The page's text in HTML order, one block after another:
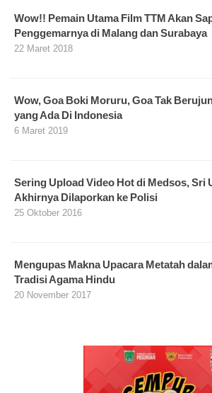
Wow!! Pemain Utama Film TTM Akan
Penggemarnya di Malang dan Surabaya
22 Maret 2018
Wow, Goa Boki Moruru, Goa Tak
yang Ada Di Indonesia
6 Maret 2019
Sering Upload Video Hot di Medsos, Sri
Akhirnya Dilaporkan ke Polisi
25 Oktober 2016
Mengupas Makna Upacara Metatah
Tradisi Agama Hindu
20 November 2017